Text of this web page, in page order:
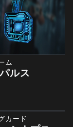
ム
ルス
カード